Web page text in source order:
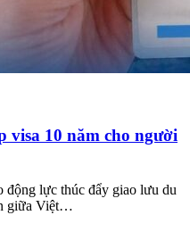
visa 10 năm cho người
động lực thúc đẩy giao lưu du
giữa Việt…